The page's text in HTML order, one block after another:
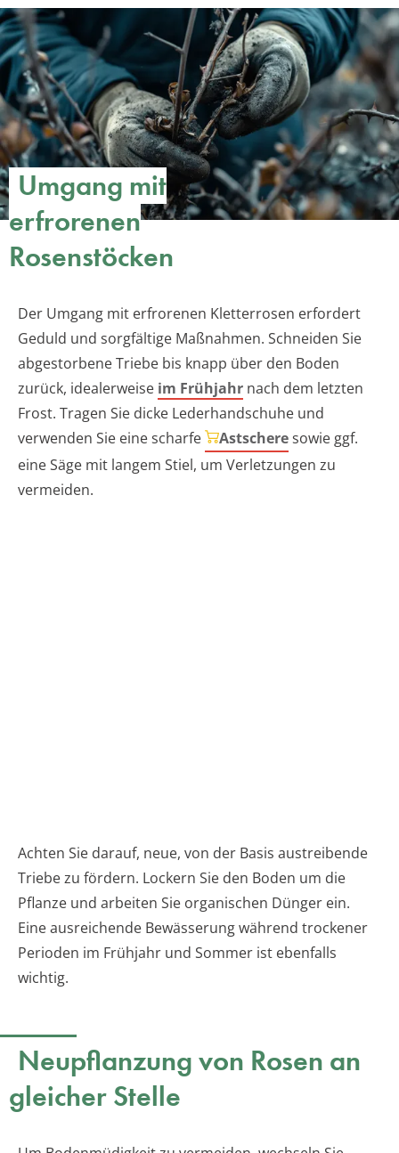
Umgang mit
erfrorenen
Rosenstöcken
Der Umgang mit erfrorenen Kletterrosen erfordert
Geduld und sorgfältige Maßnahmen. Schneiden Sie
abgestorbene Triebe bis knapp über den Boden
zurück, idealerweise im Frühjahr nach dem letzten
Frost. Tragen Sie dicke Lederhandschuhe und
verwenden Sie eine scharfe
Astscheresowie ggf.
eine Säge mit langem Stiel, um Verletzungen zu
vermeiden.
Achten Sie darauf, neue, von der Basis austreibende
Triebe zu fördern. Lockern Sie den Boden um die
Pflanze und arbeiten Sie organischen Dünger ein.
Eine ausreichende Bewässerung während trockener
Perioden im Frühjahr und Sommer ist ebenfalls
wichtig.
Neupflanzung von Rosen an
gleicher Stelle